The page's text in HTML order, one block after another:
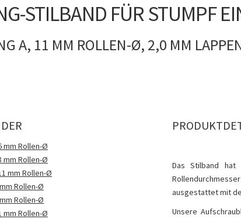
STILBAND FÜR STUMPF
A, 11 MM ROLLEN-Ø, 2,0 MM
mm Rollen-Ø
mm Rollen-Ø
mm Rollen-Ø
Rollen-Ø
Rollen-Ø
mm Rollen-Ø
Das Stilband
ausgestattet mit
Unsere